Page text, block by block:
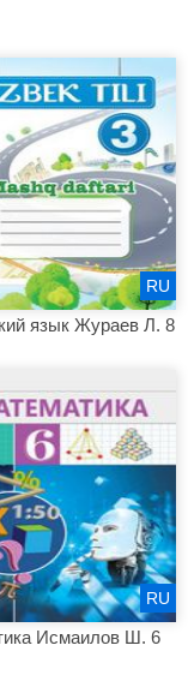
язык Жураев Л. 8
RU
Исмаилов Ш. 6
RU